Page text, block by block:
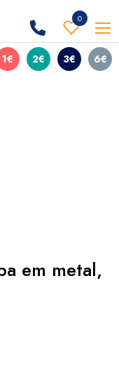
0
1€ 2€ 3€ 6€
em metal,